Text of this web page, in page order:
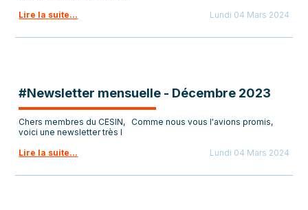
Lire la suite...
Lundi 04 Mars 2024
#Newsletter mensuelle - Décembre 2023
Chers membres du CESIN, Comme nous vous l'avions promis,
voici une newsletter très l
Lire la suite...
Lundi 04 Mars 2024